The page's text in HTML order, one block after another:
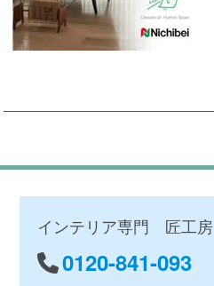
インテリア専門 匠工房
0120-841-093